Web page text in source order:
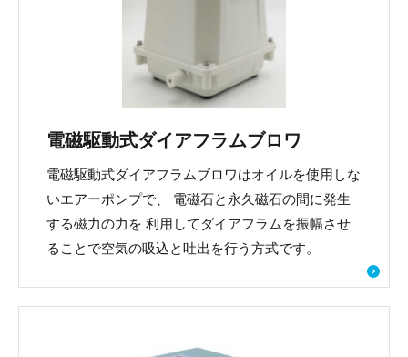
電磁駆動式ダイアフラムブロワ
電磁駆動式ダイアフラムブロワはオイルを使用しな
いエアーポンプで、 電磁石と永久磁石の間に発生
する磁力の力を 利用してダイアフラムを振幅させ
ることで空気の吸込と吐出を行う方式です。